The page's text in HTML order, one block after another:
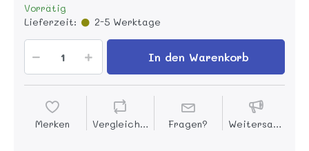
Vorrätig
Lieferzeit:
2-5 Werktage
In den Warenkorb
Merken Vergleichen Fragen? Weitersagen